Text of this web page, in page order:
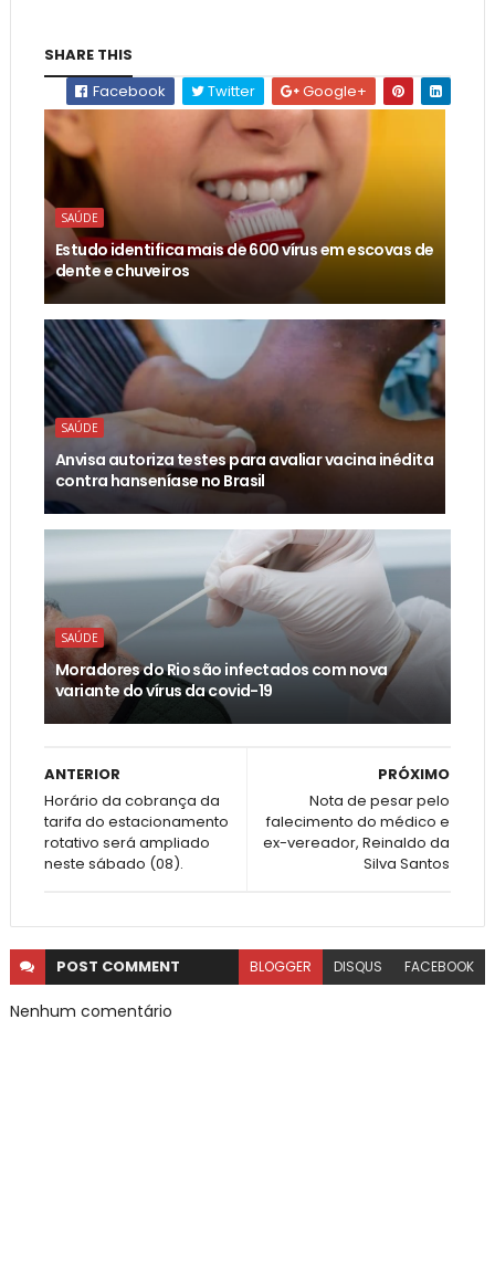
SHARE THIS
Facebook
Twitter Google+
SAÚDE
Estudo identifica mais de 600 vírus em escovas de
dente e chuveiros
SAÚDE
Anvisa autoriza testes para avaliar vacina inédita
contra hanseníase no Brasil
SAÚDE
Moradores do Rio são infectados com nova
variante do vírus da covid-19
PRÓXIMO
Nota de pesar pelo
falecimento do médico e
ex-vereador, Reinaldo da
Silva Santos
ANTERIOR
Horário da cobrança da
tarifa do estacionamento
rotativo será ampliado
neste sábado (08).
POST COMMENT BLOGGER DISQUS FACEBOOK
Nenhum comentário